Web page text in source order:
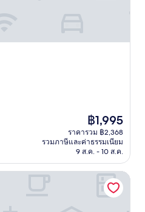
ราคา
ปัจจุบัน
คือ
฿1,995
฿1,995
ราคารวม ฿2,368
รวมภาษีและค่าธรรมเนียม
9 ส.ค. - 10 ส.ค.